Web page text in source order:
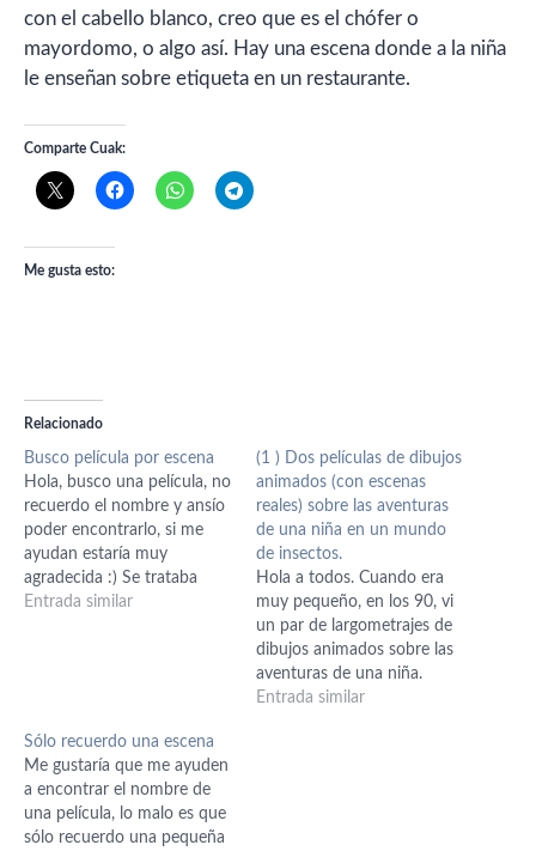
con el cabello blanco, creo que es el chófer o
mayordomo, o algo así. Hay una escena donde a la niña
le enseñan sobre etiqueta en un restaurante.
Comparte Cuak:
Me gusta esto:
Relacionado
Busco película por escena
Hola, busco una película, no
recuerdo el nombre y ansío
poder encontrarlo, si me
ayudan estaría muy
agradecida :) Se trataba
sobre un hombre que
Antes de que eso ocurriera
muestran…
Entrada similar
(1 ) Dos películas de dibujos
animados (con escenas
reales) sobre las aventuras
de una niña en un mundo
de insectos.
Hola a todos. Cuando era
muy pequeño, en los 90, vi
un par de largometrajes de
dibujos animados sobre las
aventuras de una niña.
Aunque eran básicamente
Entrada similar
Sólo recuerdo una escena
Me gustaría que me ayuden
a encontrar el nombre de
una película, lo malo es que
sólo recuerdo una pequeña